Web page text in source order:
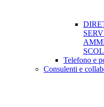
Telefono e
Consulenti e